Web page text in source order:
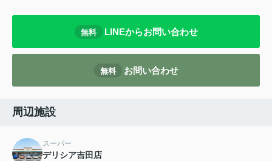
無料 LINEからお問い合わせ
無料 お問い合わせ
周辺施設
スーパー
デリシア吉田店